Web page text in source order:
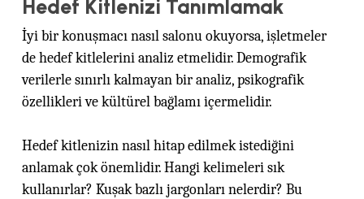
Hedef Kitlenizi Tanımlamak
İyi bir konuşmacı nasıl salonu okuyorsa, işletmeler
de hedef kitlelerini analiz etmelidir. Demografik
verilerle sınırlı kalmayan bir analiz, psikografik
özellikleri ve kültürel bağlamı içermelidir.
Hedef kitlenizin nasıl hitap edilmek istediğini
anlamak çok önemlidir. Hangi kelimeleri sık
kullanırlar? Kuşak bazlı jargonları nelerdir? Bu